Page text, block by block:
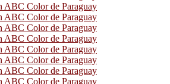
ABC Color de Paraguay
ABC Color de Paraguay
ABC Color de Paraguay
ABC Color de Paraguay
ABC Color de Paraguay
ABC Color de Paraguay
ABC Color de Paraguay
ABC Color de Paraguay